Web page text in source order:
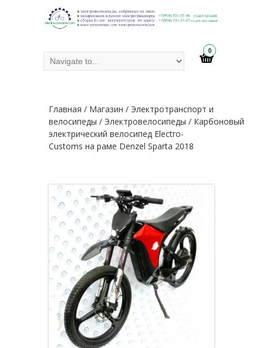
0
Главная / Магазин / Электротранспорт и
велосипеды / Электровелосипеды / Карбоновый
электрический велосипед Electro-
Customs на раме Denzel Sparta 2018